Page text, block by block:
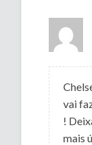
vai
!
mais